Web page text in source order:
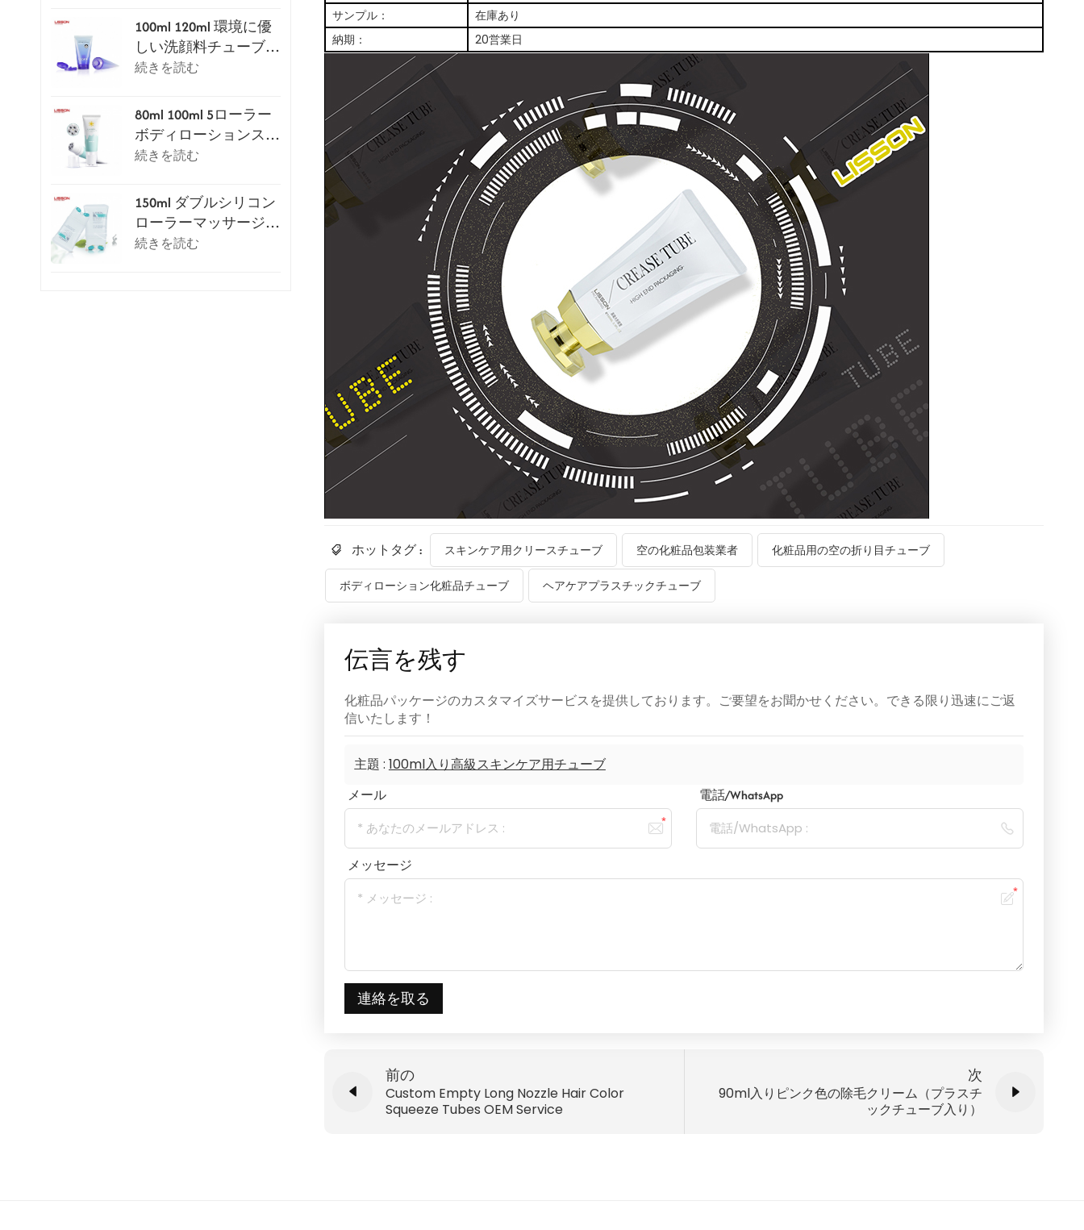
100ml 120ml 環境に優
しい洗顔料チューブ
（フリップトップキャ
続きを読む
80ml 100ml 5ローラー
ボディローションスク
レイピングマッサージ
続きを読む
150ml ダブルシリコン
ローラーマッサージ化
粧チューブ
続きを読む
サンプル：
在庫あり
納期：
20営業日
ホットタグ : スキンケア用クリースチューブ 空の化粧品包装業者 化粧品用の空の折り目チューブ
ボディローション化粧品チューブ ヘアケアプラスチックチューブ
伝言を残す
化粧品パッケージのカスタマイズサービスを提供しております。ご要望をお聞かせください。できる限り迅速にご返
信いたします！
主題 : 100ml入り高級スキンケア用チューブ
メール 電話/WhatsApp
メッセージ
連絡を取る
前の
Custom Empty Long Nozzle Hair Color
Squeeze Tubes OEM Service
次
90ml入りピンク色の除毛クリーム（プラスチ
ックチューブ入り）